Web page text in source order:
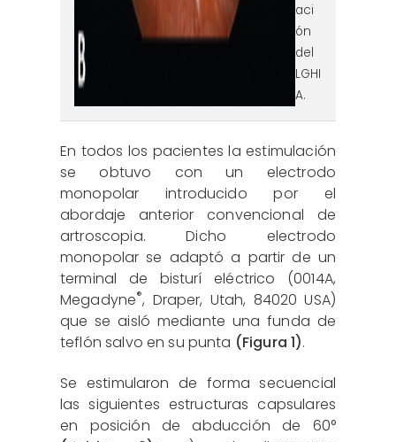
aci
ón
del
LGHI
A.
En todos los pacientes la estimulación
se obtuvo con un electrodo
monopolar introducido por el
abordaje anterior convencional de
artroscopia. Dicho electrodo
monopolar se adaptó a partir de un
terminal de bisturí eléctrico (0014A,
Megadyne®, Draper, Utah, 84020 USA)
que se aisló mediante una funda de
teflón salvo en su punta (Figura 1).
Se estimularon de forma secuencial
las siguientes estructuras capsulares
en posición de abducción de 60°